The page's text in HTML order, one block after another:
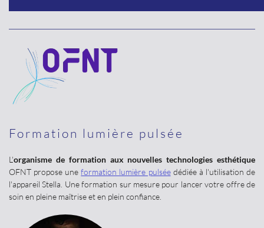
Formation lumière pulsée
L'organisme de formation aux nouvelles technologies esthétique
OFNT propose uneformation lumière pulséedédiée à l'utilisation de
l'appareil Stella. Une formation sur mesure pour lancer votre offre de
soin en pleine maîtrise et en plein confiance.